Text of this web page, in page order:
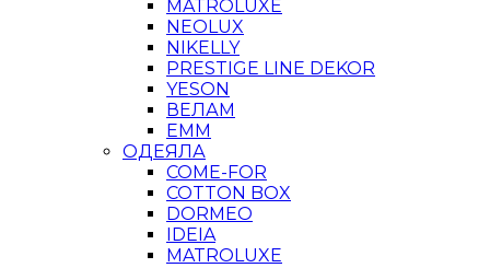
MATROLUXE
NEOLUX
NIKELLY
PRESTIGE LINE DEKOR
YESON
ВЕЛАМ
ЕММ
ОДЕЯЛА
COME-FOR
COTTON BOX
DORMEO
IDEIA
MATROLUXE